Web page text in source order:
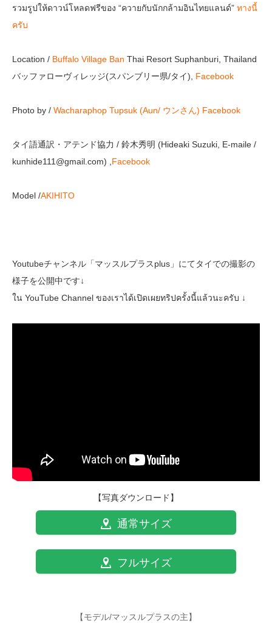
รวมรูปให้ดาวน์โหลดฟรีของ “ควายกับนักกล้ามอินไทยแลนด์” ทางนี้
ครับ
Location / Buffalo Village Ban Thai Resort Suphanburi, Thailand
バッファローヴィレッジ(スパンブリー県/タイ), Facebook
Photo by / Wacharaphop Tupsuk (Aun/ ウンさん) Facebook
タイ語通訳・アテンド協力 / 鈴木秀明 (Hideaki Suzuki, E-maile /
kunhide111@gmail.com) , Facebook
Model /AKIHITO
Youtubeチャンネル「マッスルプラスplus」にてタイでの撮影の
様子を公開中です↓
ใน YouTube Channel ของเราได้เปิดเผยทริปครั้งนี้แล้วนะครับ ↓
【写真ダウンロード】
通常サイズ
フルサイズ
【モデル/マッスルプラスの主】